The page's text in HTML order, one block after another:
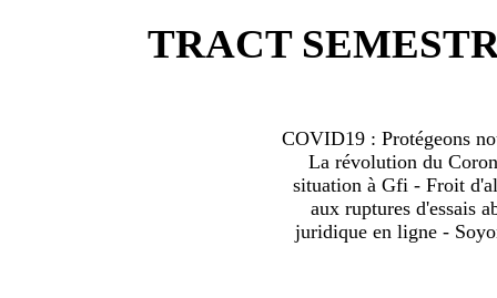
TRACT
COVID19 : Protégeons
La révolution du
situation à Gfi - Froit
aux ruptures d'essais
juridique en ligne -